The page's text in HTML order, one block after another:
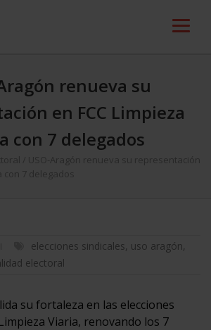
renueva su
en FCC Limpieza
con 7 delegados
USO-Aragón renueva su representación
con 7 delegados
elecciones sindicales, uso aragón,
electoral
su fortaleza en las elecciones
Viaria, renovando los 7